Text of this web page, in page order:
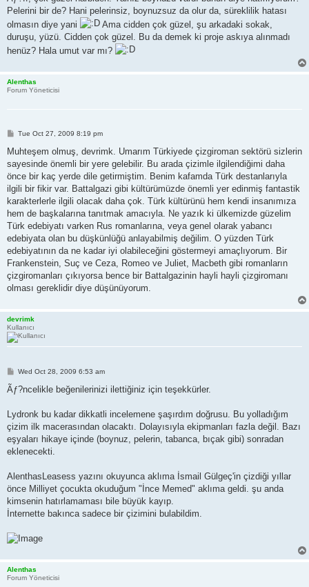
t
Pelerini bir de? Hani pelerinsiz, boynuzsuz da olur da, süreklilik hatası
olmasın diye yani
Ama cidden çok güzel, şu arkadaki sokak,
duruşu, yüzü. Cidden çok güzel. Bu da demek ki proje askıya alınmadı
henüz? Hala umut var mı?
Alenthas
Forum Yöneticisi
P
s
Tue Oct 27, 2009 8:19 pm
Muhteşem olmuş, devrimk. Umarım Türkiyede çizgiroman sektörü sizlerin
sayesinde önemli bir yere gelebilir. Bu arada çizimle ilgilendiğimi daha
önce bir kaç yerde dile getirmiştim. Benim kafamda Türk destanlarıyla
ilgili bir fikir var. Battalgazi gibi kültürümüzde önemli yer edinmiş fantastik
karakterlerle ilgili olacak daha çok. Türk kültürünü hem kendi insanımıza
hem de başkalarına tanıtmak amacıyla. Ne yazık ki ülkemizde güzelim
Türk edebiyatı varken Rus romanlarına, veya genel olarak yabancı
edebiyata olan bu düşkünlüğü anlayabilmiş değilim. O yüzden Türk
edebiyatının da ne kadar iyi olabileceğini göstermeyi amaçlıyorum. Bir
Frankenstein, Suç ve Ceza, Romeo ve Juliet, Macbeth gibi romanların
çizgiromanları çıkıyorsa bence bir Battalgazinin hayli hayli çizgiromanı
olması gereklidir diye düşünüyorum.
devrimk
Kullanıcı
P
s
t
Wed Oct 28, 2009 6:53 am
Ãƒ?ncelikle beğenilerinizi ilettiğiniz için teşekkürler.
Lydronk bu kadar dikkatli incelemene şaşırdım doğrusu. Bu yolladığım
çizim ilk macerasından olacaktı. Dolayısıyla ekipmanları fazla değil. Bazı
eşyaları hikaye içinde (boynuz, pelerin, tabanca, bıçak gibi) sonradan
eklenecekti.
AlenthasLeasess yazını okuyunca aklıma İsmail Gülgeç'in çizdiği yıllar
önce Milliyet çocukta okuduğum "İnce Memed" aklıma geldi. şu anda
kimsenin hatırlamaması bile büyük kayıp.
İnternette bakınca sadece bir çizimini bulabildim.
Alenthas
Forum Yöneticisi